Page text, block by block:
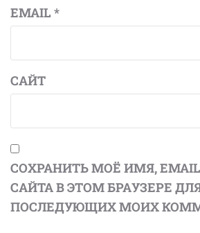
EMAIL *
САЙТ
СОХРАНИТЬ МОЁ ИМЯ,
САЙТА В ЭТОМ БРАУЗЕРЕ
ПОСЛЕДУЮЩИХ МОИХ